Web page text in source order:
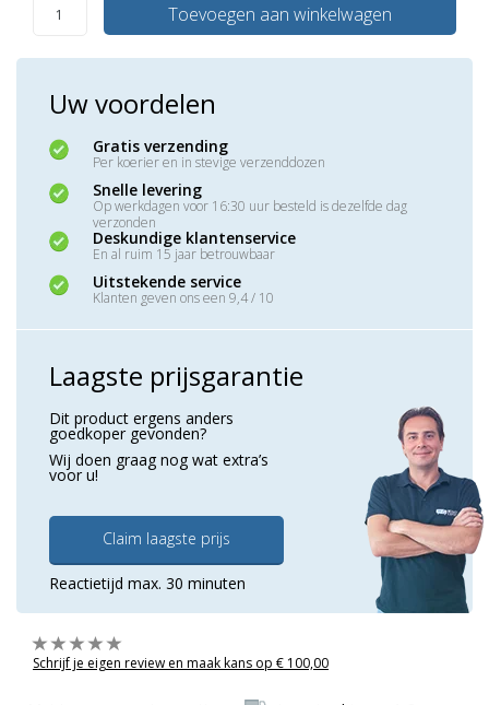
Toevoegen aan winkelwagen
Uw voordelen
Gratis verzending
Per koerier en in stevige verzenddozen
Snelle levering
Op werkdagen voor 16:30 uur besteld is dezelfde dag
verzonden
Deskundige klantenservice
En al ruim 15 jaar betrouwbaar
Uitstekende service
Klanten geven ons een 9,4 / 10
Laagste prijsgarantie
Dit product ergens anders
goedkoper gevonden?
Wij doen graag nog wat extra’s
voor u!
Claim laagste prijs
Reactietijd max. 30 minuten
Schrijf je eigen review en maak kans op € 100,00